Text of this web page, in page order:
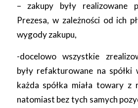
– zakupy były realizowane
Prezesa, w zależności od ich
wygody zakupu,
-docelowo wszystkie
były refakturowane na spółki
każda spółka miała towary z
natomiast bez tych samych